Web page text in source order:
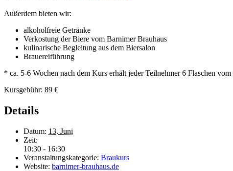
Außerdem bieten wir:
alkoholfreie Getränke
Verkostung der Biere vom Barnimer Brauhaus
kulinarische Begleitung aus dem Biersalon
Brauereiführung
* ca. 5-6 Wochen nach dem Kurs erhält jeder Teilnehmer 6 Flaschen
Kursgebühr: 89 €
Details
Datum: 13. Juni
Zeit:
10:30 - 16:30
Veranstaltungskategorie: Braukurs
Website: barnimer-brauhaus.de